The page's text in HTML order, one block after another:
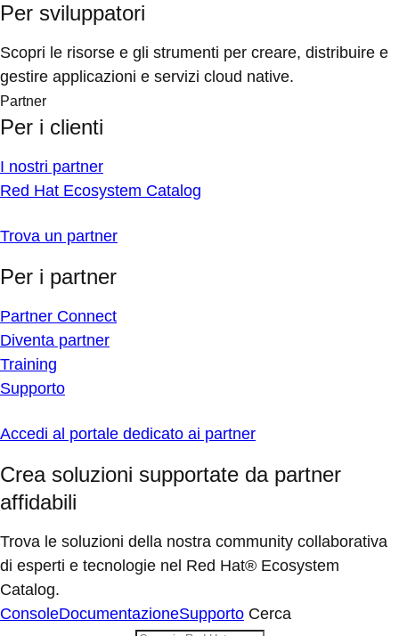
Per sviluppatori
Scopri le risorse e gli strumenti per creare, distribuire e
gestire applicazioni e servizi cloud native.
Partner
Per i clienti
I nostri partner
Red Hat Ecosystem Catalog
Trova un partner
Per i partner
Partner Connect
Diventa partner
Training
Supporto
Accedi al portale dedicato ai partner
Crea soluzioni supportate da partner
affidabili
Trova le soluzioni della nostra community collaborativa
di esperti e tecnologie nel Red Hat® Ecosystem
Catalog.
ConsoleDocumentazioneSupporto Cerca